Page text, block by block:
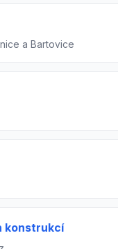
a Bartovice
konstrukcí